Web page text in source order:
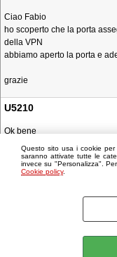
Questo sito usa i cookie per
saranno attivate tutte le
invece su "Personalizza".
Cookie policy.
Ciao Fabio
ho scoperto che la porta
della VPN
abbiamo aperto la porta e
grazie
U5210
Ok bene